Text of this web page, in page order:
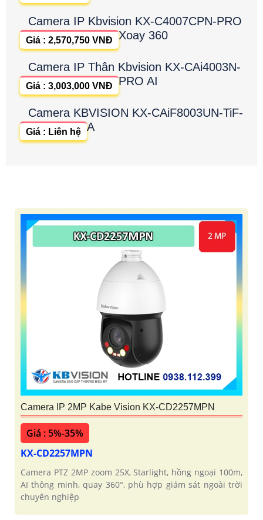
Camera IP Kbvision KX-C4007CPN-PRO
Xoay 360
Giá : 2,570,750 VNĐ
Camera IP Thân Kbvision KX-CAi4003N-
PRO AI
Giá : 3,003,000 VNĐ
Camera KBVISION KX-CAiF8003UN-TiF-
A
Giá : Liên hệ
Camera IP 2MP Kabe Vision KX-CD2257MPN
Giá : 5%-35%
KX-CD2257MPN
Camera PTZ 2MP zoom 25X, Starlight, hồng ngoại 100m,
AI thông minh, quay 360°, phù hợp giám sát ngoài trời
chuyên nghiệp